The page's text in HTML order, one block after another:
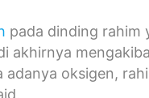
pada dinding rahim
akhirnya
oksigen,